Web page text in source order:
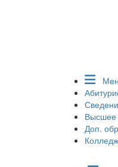
Высшее
Доп.
Колледж